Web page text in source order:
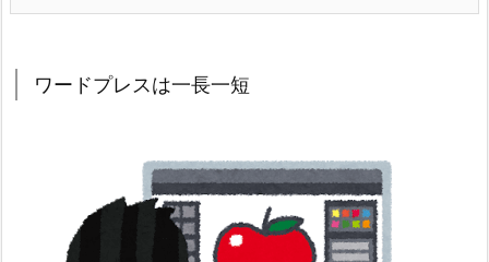
ワードプレスは一長一短